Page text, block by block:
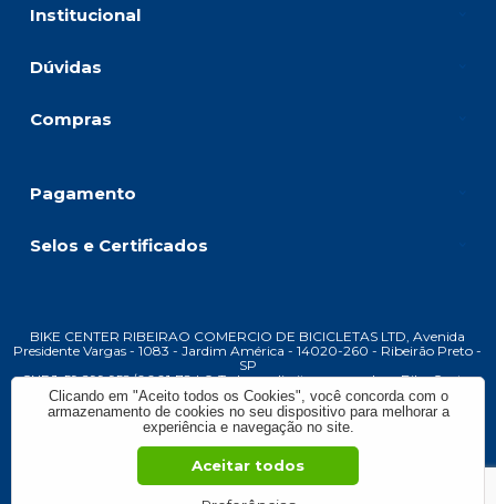
Institucional
Dúvidas
Compras
Pagamento
Selos e Certificados
BIKE CENTER RIBEIRAO COMERCIO DE BICICLETAS LTD, Avenida
Presidente Vargas - 1083 - Jardim América - 14020-260 - Ribeirão Preto -
SP
CNPJ: 59.299.958/0001-78 | © Todos os direitos reservados - Bike Center
Ribeirão - 2026
Clicando em "Aceito todos os Cookies", você concorda com o
armazenamento de cookies no seu dispositivo para melhorar a
experiência e navegação no site.
Aceitar todos